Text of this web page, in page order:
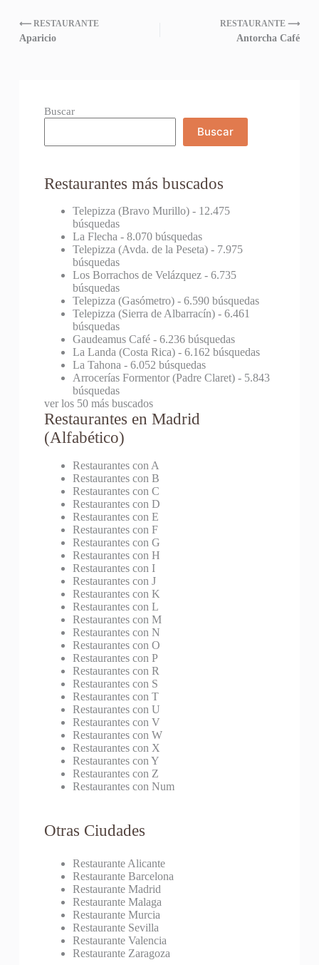
⟵ RESTAURANTE
Aparicio
RESTAURANTE ⟶
Antorcha Café
Buscar
Buscar
Restaurantes más buscados
Telepizza (Bravo Murillo)- 12.475
búsquedas
La Flecha - 8.070 búsquedas
Telepizza (Avda. de la Peseta)- 7.975
búsquedas
Los Borrachos de Velázquez- 6.735
búsquedas
Telepizza (Gasómetro)- 6.590 búsquedas
Telepizza (Sierra de Albarracín)- 6.461
búsquedas
Gaudeamus Café- 6.236 búsquedas
La Landa (Costa Rica)- 6.162 búsquedas
La Tahona - 6.052 búsquedas
Arrocerías Formentor (Padre Claret)- 5.843
búsquedas
ver los 50 más buscados
Restaurantes en Madrid
(Alfabético)
Restaurantes con A
Restaurantes con B
Restaurantes con C
Restaurantes con D
Restaurantes con E
Restaurantes con F
Restaurantes con G
Restaurantes con H
Restaurantes con I
Restaurantes con J
Restaurantes con K
Restaurantes con L
Restaurantes con M
Restaurantes con N
Restaurantes con O
Restaurantes con P
Restaurantes con R
Restaurantes con S
Restaurantes con T
Restaurantes con U
Restaurantes con V
Restaurantes con W
Restaurantes con X
Restaurantes con Y
Restaurantes con Z
Restaurantes con Num
Otras Ciudades
Restaurante Alicante
Restaurante Barcelona
Restaurante Madrid
Restaurante Malaga
Restaurante Murcia
Restaurante Sevilla
Restaurante Valencia
Restaurante Zaragoza